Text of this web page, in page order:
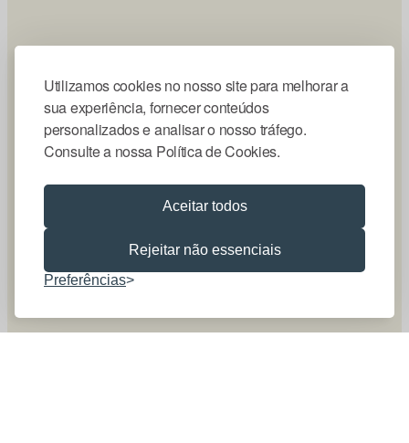
Utilizamos cookies no nosso site para melhorar a
sua experiência, fornecer conteúdos
personalizados e analisar o nosso tráfego.
Consulte a nossa Política de Cookies.
Aceitar todos
Rejeitar não essenciais
Preferências